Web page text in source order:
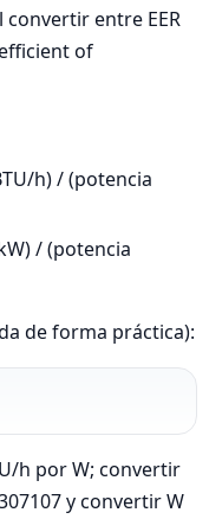
convertir entre EER
of
h) / (potencia
/ (potencia
de forma práctica):
h por W; convertir
y convertir W